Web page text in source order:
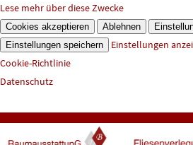
Lese mehr über diese Zwecke
Cookies akzeptieren Ablehnen
Einstellungen speichern
Einstellungen
Cookie-Richtlinie
Datenschutz